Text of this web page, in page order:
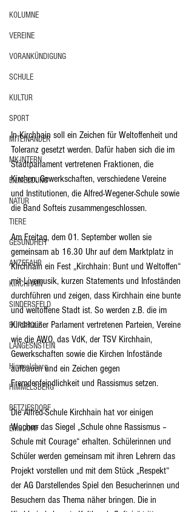
KOLUMNE
VEREINE
VORANKÜNDIGUNG
SCHULE
KULTUR
SPORT
MITEINANDER
MK-INTERN
EILMELDUNG
NATUR
TIERE
GESUNDHEIT
ANZEFAHR
KIRCHHAIN
SINDERSFELD
BURGHOLZ
LANGESNSTEIN
Himmelsberg
HIMMELSBERG
BETZIESDORF
EMSDORF
In Kirchhain soll ein Zeichen für Weltoffenheit und
Toleranz gesetzt werden. Dafür haben sich die im
Stadtparlament vertretenen Fraktionen, die
Kirchen, Gewerkschaften, verschiedene Vereine
und Institutionen, die Alfred-Wegener-Schule sowie
die Band Softeis zusammengeschlossen.
Am Freitag, dem 01. September wollen sie
gemeinsam ab 16.30 Uhr auf dem Marktplatz in
Kirchhain ein Fest „Kirchhain: Bunt und Weltoffen“
mit Livemusik, kurzen Statements und Infoständen
durchführen und zeigen, dass Kirchhain eine bunte
und weltoffene Stadt ist. So werden z.B. die im
Kirchhainer Parlament vertretenen Parteien, Vereine
wie die AWO, das VdK, der TSV Kirchhain,
Gewerkschaften sowie die Kirchen Infostände
aufbauen und ein Zeichen gegen
Fremdenfeindlichkeit und Rassismus setzen.
Die Alfred-Schule Kirchhain hat vor einigen
Wochen das Siegel „Schule ohne Rassismus –
Schule mit Courage“ erhalten. Schülerinnen und
Schüler werden gemeinsam mit ihren Lehrern das
Projekt vorstellen und mit dem Stück „Respekt“
der AG Darstellendes Spiel den Besucherinnen und
Besuchern das Thema näher bringen. Die in